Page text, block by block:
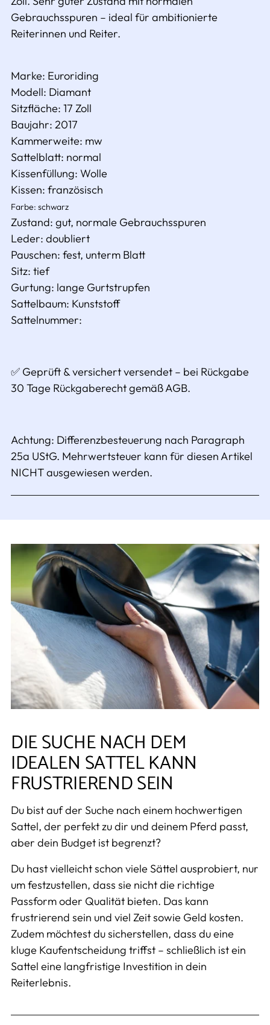
Gebrauchsspuren – ideal für ambitionierte
Reiterinnen und Reiter.
Marke: Euroriding
Modell: Diamant
Sitzfläche: 17 Zoll
Baujahr: 2017
Kammerweite: mw
Sattelblatt: normal
Kissenfüllung: Wolle
Kissen: französisch
Farbe: schwarz
Zustand: gut, normale Gebrauchsspuren
Leder: doubliert
Pauschen: fest, unterm Blatt
Sitz: tief
Gurtung: lange Gurtstrupfen
Sattelbaum: Kunststoff
Sattelnummer:
✅ Geprüft & versichert versendet – bei Rückgabe
30 Tage Rückgaberecht gemäß AGB.
Achtung: Differenzbesteuerung nach Paragraph
25a UStG. Mehrwertsteuer kann für diesen Artikel
NICHT ausgewiesen werden.
DIE SUCHE NACH DEM
IDEALEN SATTEL KANN
FRUSTRIEREND SEIN
Du bist auf der Suche nach einem hochwertigen
Sattel, der perfekt zu dir und deinem Pferd passt,
aber dein Budget ist begrenzt?
Du hast vielleicht schon viele Sättel ausprobiert, nur
um festzustellen, dass sie nicht die richtige
Passform oder Qualität bieten. Das kann
frustrierend sein und viel Zeit sowie Geld kosten.
Zudem möchtest du sicherstellen, dass du eine
kluge Kaufentscheidung triffst – schließlich ist ein
Sattel eine langfristige Investition in dein
Reiterlebnis.